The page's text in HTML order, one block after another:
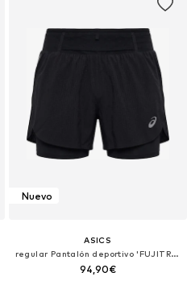
Nuevo
ASICS
regular Pantalón deportivo 'FUJITRAIL ELITE'
94,90€